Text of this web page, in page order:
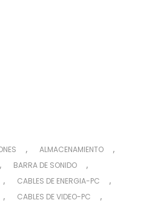
, ALMACENAMIENTO ,
, BARRA DE SONIDO ,
, CABLES DE ENERGIA-PC ,
, CABLES DE VIDEO-PC ,